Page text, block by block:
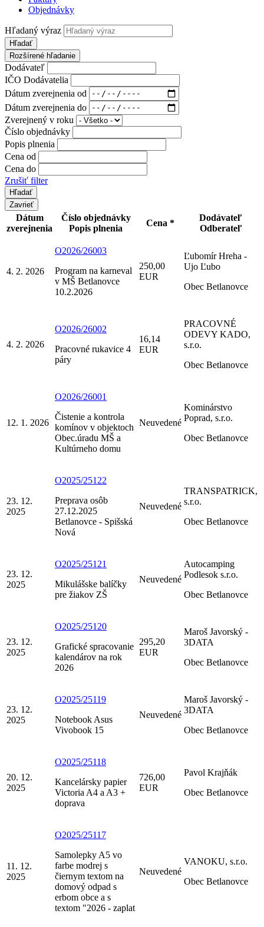
Objednávky
Hľadaný výraz
Hľadať
Rozšírené hľadanie
Dodávateľ
IČO Dodávatelia
Dátum zverejnenia od
Dátum zverejnenia do
Zverejnený v roku
Číslo objednávky
Popis plnenia
Cena od
Cena do
Zrušiť filter
Zavrieť
Dátum
zverejnenia
Číslo objednávky
Popis plnenia
Cena *
Dodávateľ
Odberateľ
4. 2. 2026
O2026/26003
Program na karneval
v MŠ Betlanovce
10.2.2026
250,00
EUR
Ľubomír Hreha -
Ujo Ľubo
Obec Betlanovce
4. 2. 2026
O2026/26002
Pracovné rukavice 4
páry
16,14
EUR
PRACOVNÉ
ODEVY KADO,
s.r.o.
Obec Betlanovce
12. 1. 2026
O2026/26001
Čistenie a kontrola
komínov v objektoch
Obec.úradu MŠ a
Kultúrneho domu
Neuvedené
Kominárstvo
Poprad, s.r.o.
Obec Betlanovce
23. 12.
2025
O2025/25122
Preprava osôb
27.12.2025
Betlanovce - Spišská
Nová
Neuvedené
TRANSPATRICK,
s.r.o.
Obec Betlanovce
23. 12.
2025
O2025/25121
Mikulášske balíčky
pre žiakov ZŠ
Neuvedené
Autocamping
Podlesok s.r.o.
Obec Betlanovce
23. 12.
2025
O2025/25120
Grafické spracovanie
kalendárov na rok
2026
295,20
EUR
Maroš Javorský -
3DATA
Obec Betlanovce
23. 12.
2025
O2025/25119
Notebook Asus
Vivobook 15
Neuvedené
Maroš Javorský -
3DATA
Obec Betlanovce
20. 12.
2025
O2025/25118
Kancelársky papier
Victoria A4 a A3 +
doprava
726,00
EUR
Pavol Krajňák
Obec Betlanovce
11. 12.
2025
O2025/25117
Samolepky A5 vo
farbe modrej s
čiernym textom na
domový odpad s
erbom obce a s
textom "2026 - zaplat
Neuvedené
VANOKU, s.r.o.
Obec Betlanovce